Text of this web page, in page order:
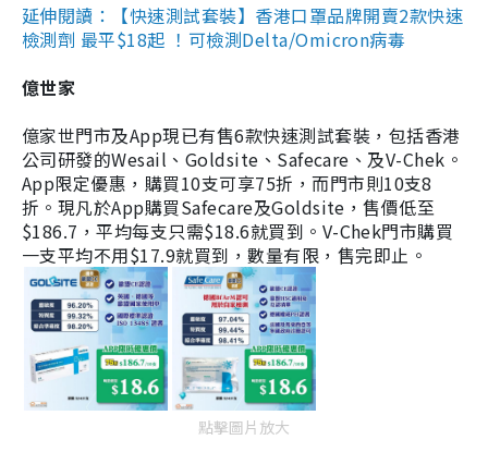
延伸閱讀：【快速測試套裝】香港口罩品牌開賣2款快速
檢測劑 最平$18起 ！可檢測Delta/Omicron病毒
億世家
億家世門市及App現已有售6款快速測試套裝，包括香港
公司研發的Wesail、Goldsite、Safecare、及V-Chek。
App限定優惠，購買10支可享75折，而門市則10支8
折。現凡於App購買Safecare及Goldsite，售價低至
$186.7，平均每支只需$18.6就買到。V-Chek門市購買
一支平均不用$17.9就買到，數量有限，售完即止。
點擊圖片放大